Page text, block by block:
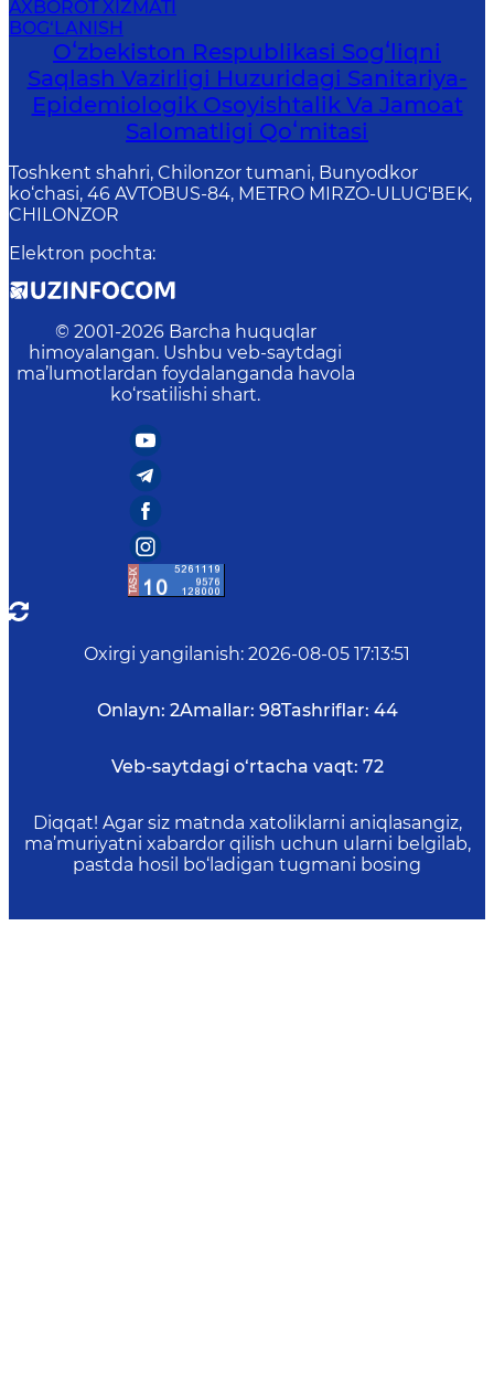
AXBOROT XIZMATI
BOG‘LANISH
Oʻzbekiston Respublikasi Sogʻliqni
Saqlash Vazirligi Huzuridagi Sanitariya-
Epidemiologik Osoyishtalik Va Jamoat
Salomatligi Qoʻmitasi
Toshkent shahri, Chilonzor tumani, Bunyodkor
ko‘chasi, 46 AVTOBUS-84, METRO MIRZO-ULUG'BEK,
CHILONZOR
Elektron pochta:
© 2001-2026 Barcha huquqlar
himoyalangan. Ushbu veb-saytdagi
ma’lumotlardan foydalanganda havola
ko‘rsatilishi shart.
Oxirgi yangilanish: 2026-08-05 17:13:51
Onlayn: 2Amallar: 98Tashriflar: 44
Veb-saytdagi o‘rtacha vaqt: 72
Diqqat! Agar siz matnda xatoliklarni aniqlasangiz,
ma’muriyatni xabardor qilish uchun ularni belgilab,
pastda hosil bo‘ladigan tugmani bosing